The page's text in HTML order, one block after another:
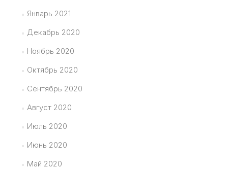
Январь 2021
Декабрь 2020
Ноябрь 2020
Октябрь 2020
Сентябрь 2020
Август 2020
Июль 2020
Июнь 2020
Май 2020